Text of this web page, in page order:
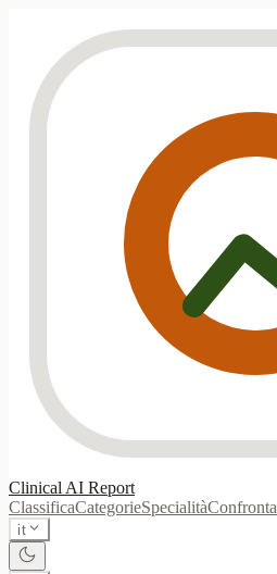
Clinical AI Report
ClassificaCategorieSpecialitàConfronta
it